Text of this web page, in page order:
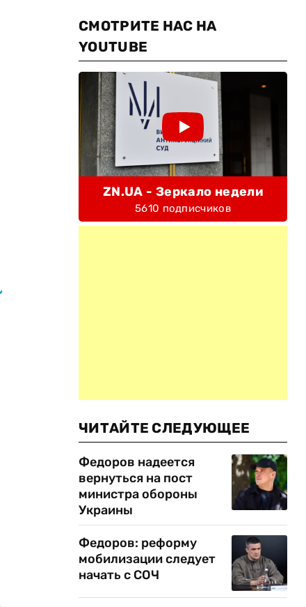
СМОТРИТЕ НАС НА
YOUTUBE
ZN.UA - Зеркало недели
5610 подписчиков
ЧИТАЙТЕ СЛЕДУЮЩЕЕ
Федоров надеется
вернуться на пост
министра обороны
Украины
Федоров: реформу
мобилизации следует
начать с СОЧ